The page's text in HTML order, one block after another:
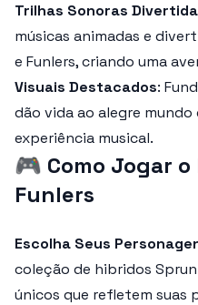
Trilhas Sonoras
músicas animadas e
e Funlers, criando uma
Visuais Destacados:
dão vida ao alegre mundo
experiência musical.
🎮 Como Jogar
Funlers
Escolha Seus
coleção de hibridos
únicos que refletem suas